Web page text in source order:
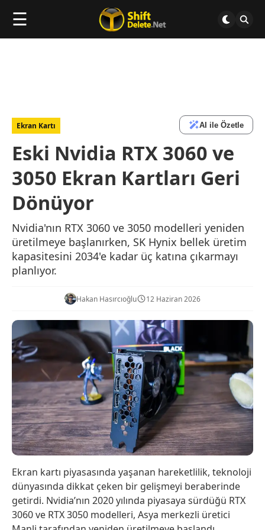
☰
Ekran Kartı AI ile Özetle
Eski Nvidia RTX 3060 ve
3050 Ekran Kartları Geri
Dönüyor
Nvidia'nın RTX 3060 ve 3050 modelleri yeniden
üretilmeye başlanırken, SK Hynix bellek üretim
kapasitesini 2034'e kadar üç katına çıkarmayı
planlıyor.
Hakan Hasırcıoğlu 12 Haziran 2026
Ekran kartı piyasasında yaşanan hareketlilik, teknoloji
dünyasında dikkat çeken bir gelişmeyi beraberinde
getirdi. Nvidia’nın 2020 yılında piyasaya sürdüğü RTX
3060 ve RTX 3050 modelleri, Asya merkezli üretici